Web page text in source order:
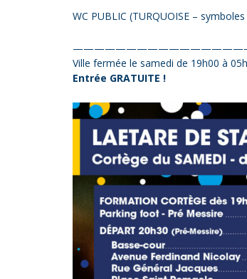
WC PUBLIC (TURQUOISE – symboles
Ville fermée le samedi de 19h00 à
Entrée GRATUITE !